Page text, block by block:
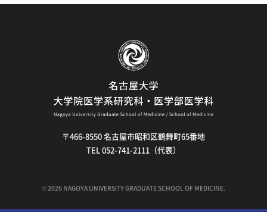
〒466-8550 名古屋市昭和区鶴舞町65番地
TEL 052-741-2111（代表）
©2026NAGOYA UNIVERSITY GRADUATE SCHOOL OF MEDICINE.